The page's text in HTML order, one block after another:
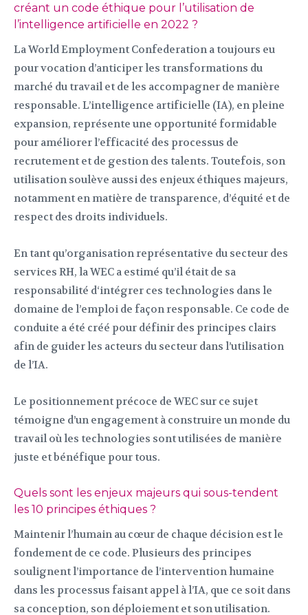
créant un code éthique pour l’utilisation de
l’intelligence artificielle en 2022 ?
La World Employment Confederation a toujours eu
pour vocation d’anticiper les transformations du
marché du travail et de les accompagner de manière
responsable. L’intelligence artificielle (IA), en pleine
expansion, représente une opportunité formidable
pour améliorer l’efficacité des processus de
recrutement et de gestion des talents. Toutefois, son
utilisation soulève aussi des enjeux éthiques majeurs,
notamment en matière de transparence, d’équité et de
respect des droits individuels.
En tant qu’organisation représentative du secteur des
services RH, la WEC a estimé qu’il était de sa
responsabilité d‘intégrer ces technologies dans le
domaine de l’emploi de façon responsable. Ce code de
conduite a été créé pour définir des principes clairs
afin de guider les acteurs du secteur dans l’utilisation
de l’IA.
Le positionnement précoce de WEC sur ce sujet
témoigne d’un engagement à construire un monde du
travail où les technologies sont utilisées de manière
juste et bénéfique pour tous.
Quels sont les enjeux majeurs qui sous-tendent
les 10 principes éthiques ?
Maintenir l’humain au cœur de chaque décision est le
fondement de ce code. Plusieurs des principes
soulignent l’importance de l’intervention humaine
dans les processus faisant appel à l’IA, que ce soit dans
sa conception, son déploiement et son utilisation.